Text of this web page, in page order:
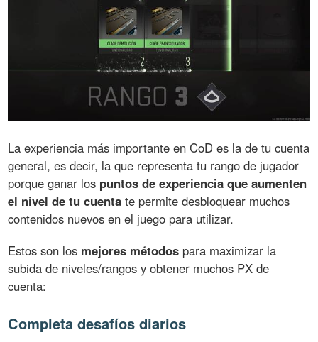
La experiencia más importante en CoD es la de tu cuenta
general, es decir, la que representa tu rango de jugador
porque ganar los puntos de experiencia que aumenten
el nivel de tu cuenta te permite desbloquear muchos
contenidos nuevos en el juego para utilizar.
Estos son los mejores métodos para maximizar la
subida de niveles/rangos y obtener muchos PX de
cuenta:
Completa desafíos diarios